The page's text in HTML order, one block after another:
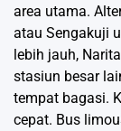
area utama.
atau Sengakuji
lebih jauh,
stasiun besar
tempat bagasi.
cepat. Bus